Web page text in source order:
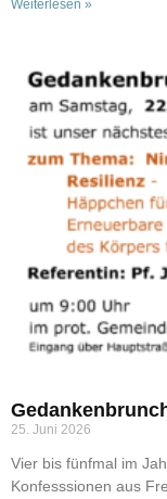
Weiterlesen »
25. Juni 2026
Vier bis fünfmal im
Konfesssionen aus